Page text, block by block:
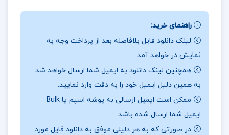
درباره و خلاصه کتاب نیچه برای معاصران رودیگز
زفرانسکی
ترکیب دقت و خلاقیت این کتاب ترکیبی از دقت
تخصصی و توضیحات خلاقانه است که خواندن آن را
هم آموزنده و هم لذت‌بخش می‌سازد. تأثیر بر اندیشه
پس از جنگ «نیچه برای معاصران» به تأثیر فلسفه
نیچه بر صحنه اندیشه پس از جنگ می‌پردازد و نشان
راهنمای خرید:
لینک دانلود فایل بلافاصله بعد از پرداخت وجه به
نمایش در خواهد آمد.
همچنین لینک دانلود به ایمیل شما ارسال خواهد شد
به همین دلیل ایمیل خود را به دقت وارد نمایید.
ممکن است ایمیل ارسالی به پوشه اسپم یا Bulk
ایمیل شما ارسال شده باشد.
در صورتی که به هر دلیلی موفق به دانلود فایل مورد